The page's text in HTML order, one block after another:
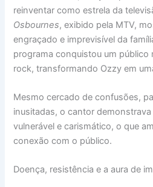
reinventar como estrela da
Osbournes, exibido pela MTV,
engraçado e imprevisível da
programa conquistou um público
rock, transformando Ozzy em
Mesmo cercado de confusões,
inusitadas, o cantor
vulnerável e carismático, o que
conexão com o público.
Doença, resistência e a aura de